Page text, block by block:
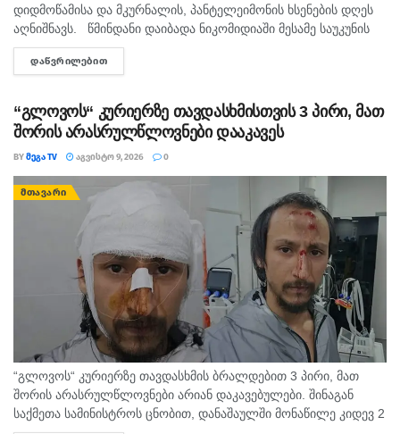
დიდმოწამისა და მკურნალის, პანტელეიმონის ხსენების დღეს
აღნიშნავს. წმინდანი დაიბადა ნიკომიდიაში მესამე საუკუნის
მეორე ნახევარში. არ არსებობს ტაძარი, რომელშიც არ იყოს
დაბრძანებული ნიკომიდიელი მკურნალის,...
ᲓᲐᲬᲕᲠᲘᲚᲔᲑᲘᲗ
“გლოვოს“ კურიერზე თავდასხმისთვის 3 პირი, მათ
შორის არასრულწლოვნები დააკავეს
BYᲛᲔᲒᲐ TV ᲐᲒᲕᲘᲡᲢᲝ 9, 2026 0
ᲛᲗᲐᲕᲐᲠᲘ
“გლოვოს“ კურიერზე თავდასხმის ბრალდებით 3 პირი, მათ
შორის არასრულწლოვნები არიან დაკავებულები. შინაგან
საქმეთა სამინისტროს ცნობით, დანაშაულში მონაწილე კიდევ 2